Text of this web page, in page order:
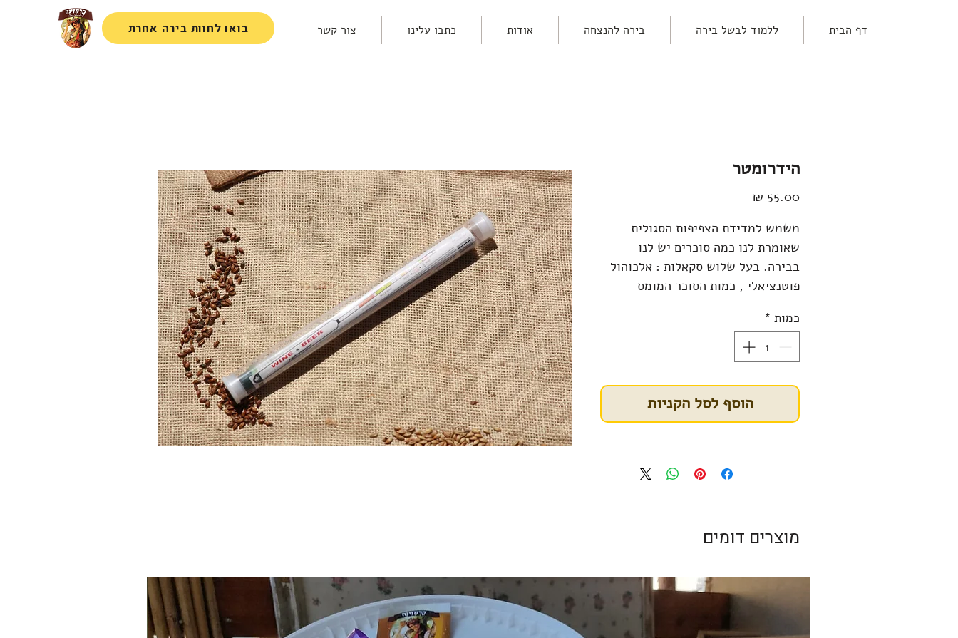
בואו לחוות בירה אחרת דף הבית ללמוד לבשל בירה בירה להנצחה אודות כתבו עלינו צור קשר
הידרומטר
משמש למדידת הצפיפות הסגולית
שאומרת לנו כמה סוכרים יש לנו
בבירה. בעל שלוש סקאלות : אלכוהול
פוטנציאלי , כמות הסוכר המומס
משקל לנפח.
כמות *
הוסף לסל הקניות
מוצרים דומים